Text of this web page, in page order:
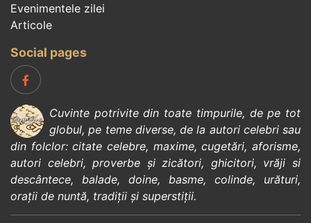
Evenimentele zilei
Articole
Social pages
Cuvinte potrivite din toate timpurile, de pe tot
globul, pe teme diverse, de la autori celebrisau
din folclor:citate celebre, maxime,cugetări,aforisme,
autori celebri,proverbe și zicători, ghicitori, vrăji si
descântece, balade, doine, basme, colinde, urături,
orații de nuntă, tradiții și superstiții.